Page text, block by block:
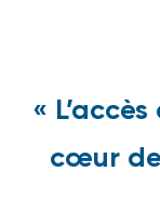
«
cœur